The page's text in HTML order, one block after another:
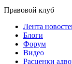
Правовой клуб
Лента
Блоги
Форум
Видео
Расценки